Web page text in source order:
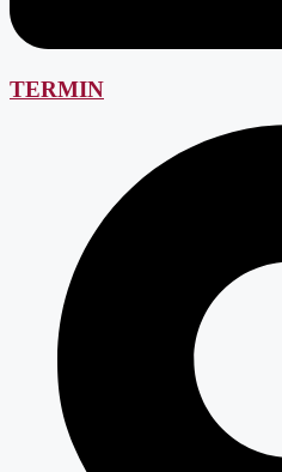
TERMIN